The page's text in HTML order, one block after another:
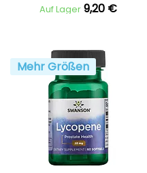
Auf Lager 9,20 €
Mehr Größen